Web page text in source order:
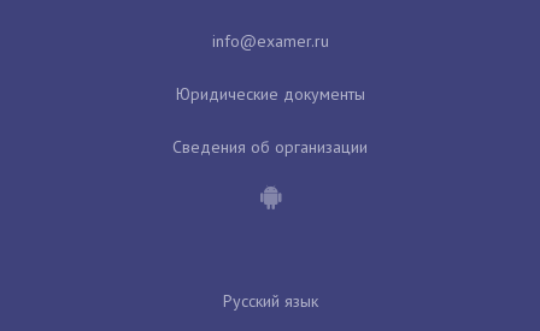
Юридические документы
Сведения об организации
Русский язык